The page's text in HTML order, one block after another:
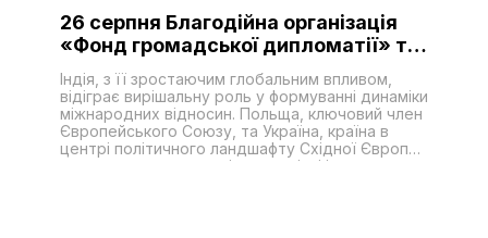
26 серпня Благодійна організація
«Фонд громадської дипломатії» та
Непальський інститут
міжнародного співробітництва та
взаємодії (NIICE) провели панельну
дискусію «Значення візиту
прем’єр-міністра Індії Моді до
Індія, з її зростаючим глобальним впливом,
відіграє вирішальну роль у формуванні динаміки
міжнародних відносин. Польща, ключовий член
Європейського Союзу, та Україна, країна в
центрі політичного ландшафту Східної Європи,
представляють значні стратегічні інтереси для